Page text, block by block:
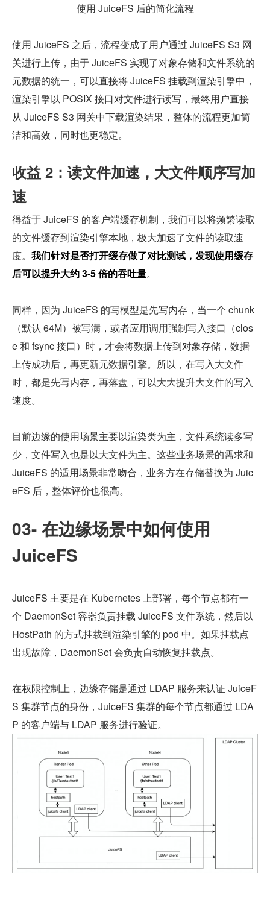
使用 JuiceFS 后的简化流程
使用 JuiceFS 之后，流程变成了用户通过 JuiceFS S3 网
关进行上传，由于 JuiceFS 实现了对象存储和文件系统的
元数据的统一，可以直接将 JuiceFS 挂载到渲染引擎中，
渲染引擎以 POSIX 接口对文件进行读写，最终用户直接
从 JuiceFS S3 网关中下载渲染结果，整体的流程更加简
洁和高效，同时也更稳定。
收益 2：读文件加速，大文件顺序写加
速
得益于 JuiceFS 的客户端缓存机制，我们可以将频繁读取
的文件缓存到渲染引擎本地，极大加速了文件的读取速
度。 我们针对是否打开缓存做了对比测试，发现使用缓存
后可以提升大约 3-5 倍的吞吐量。
同样，因为 JuiceFS 的写模型是先写内存，当一个 chunk
（默认 64M）被写满，或者应用调用强制写入接口（clos
e 和 fsync 接口）时，才会将数据上传到对象存储，数据
上传成功后，再更新元数据引擎。所以，在写入大文件
时，都是先写内存，再落盘，可以大大提升大文件的写入
速度。
目前边缘的使用场景主要以渲染类为主，文件系统读多写
少，文件写入也是以大文件为主。这些业务场景的需求和
JuiceFS 的适用场景非常吻合，业务方在存储替换为 Juic
eFS 后，整体评价也很高。
03- 在边缘场景中如何使用
JuiceFS
JuiceFS 主要是在 Kubernetes 上部署，每个节点都有一
个 DaemonSet 容器负责挂载 JuiceFS 文件系统，然后以
HostPath 的方式挂载到渲染引擎的 pod 中。如果挂载点
出现故障，DaemonSet 会负责自动恢复挂载点。
在权限控制上，边缘存储是通过 LDAP 服务来认证 JuiceF
S 集群节点的身份，JuiceFS 集群的每个节点都通过 LDA
P 的客户端与 LDAP 服务进行验证。